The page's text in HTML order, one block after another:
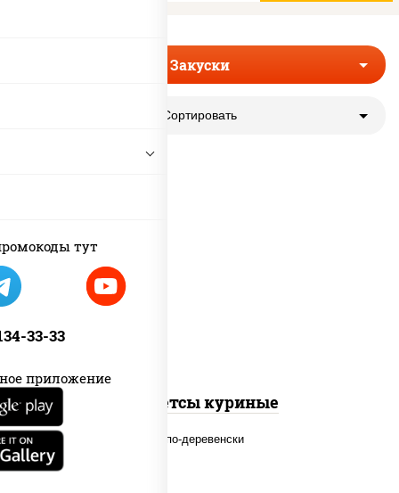
тут
33-33
приложение
Закуски
Сортировать
Наггетсы куриные